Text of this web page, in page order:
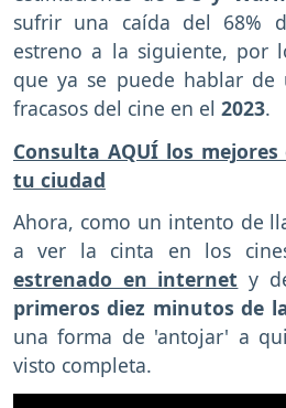
sufrir una caída del 68%
estreno a la siguiente, por
que ya se puede hablar
fracasos del cine en el 2023.
Consulta AQUÍ los
tu ciudad
Ahora, como un intento de
a ver la cinta en los
estrenado en internet y
primeros diez minutos de
una forma de 'antojar' a
visto completa.